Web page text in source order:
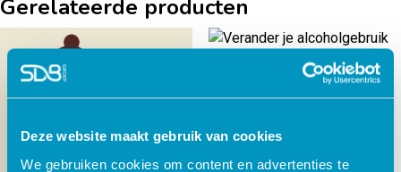
Deze website maakt gebruik van cookies
We gebruiken cookies om content en advertenties te
Gerelateerde producten
Verander je alcoholgebruik